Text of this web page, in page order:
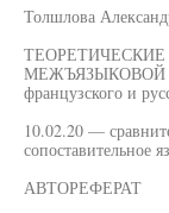
Толшлова
МЕЖЪЯЗЫКОВОЙ
французского и
10.02.20 —
сопоставительное
АВТОРЕФЕРАТ